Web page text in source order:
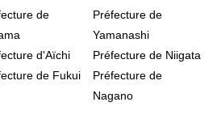
de
Préfecture de
Yamanashi
d'Aïchi
Préfecture de Niigata
de Fukui
Préfecture de
Nagano